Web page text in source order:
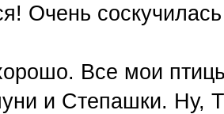
Очень
Все мои
и Степашки. Ну,